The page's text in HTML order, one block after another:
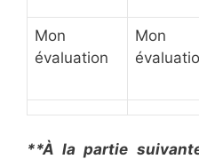
Mon
évaluation
Mon
**À la partie